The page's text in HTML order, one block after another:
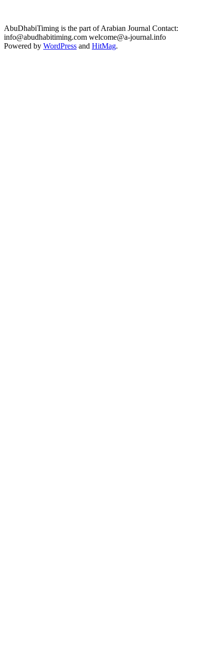
AbuDhabiTiming is the part of Arabian Journal Contact:
info@abudhabitiming.com welcome@a-journal.info
Powered by WordPress and HitMag.